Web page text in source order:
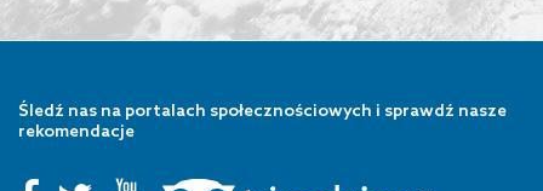
Śledź nas na portalach społecznościowych i sprawdź nasze
rekomendacje